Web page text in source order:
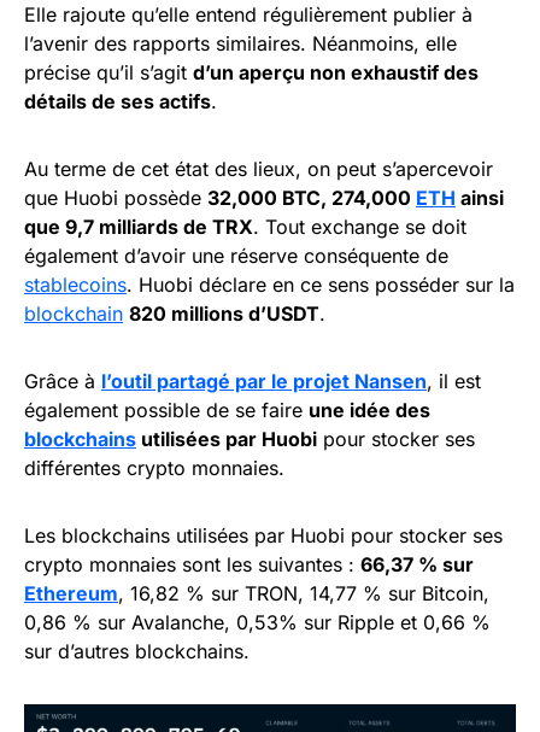
Elle rajoute qu’elle entend régulièrement publier à
l’avenir des rapports similaires. Néanmoins, elle
précise qu’il s’agit d’un aperçu non exhaustif des
détails de ses actifs.
Au terme de cet état des lieux, on peut s’apercevoir
que Huobi possède 32,000 BTC, 274,000 ETH ainsi
que 9,7 milliards de TRX. Tout exchange se doit
également d’avoir une réserve conséquente de
stablecoins. Huobi déclare en ce sens posséder sur la
blockchain 820 millions d’USDT.
Grâce à l’outil partagé par le projet Nansen, il est
également possible de se faire une idée des
blockchains utilisées par Huobi pour stocker ses
différentes crypto monnaies.
Les blockchains utilisées par Huobi pour stocker ses
crypto monnaies sont les suivantes : 66,37 % sur
Ethereum, 16,82 % sur TRON, 14,77 % sur Bitcoin,
0,86 % sur Avalanche, 0,53% sur Ripple et 0,66 %
sur d’autres blockchains.